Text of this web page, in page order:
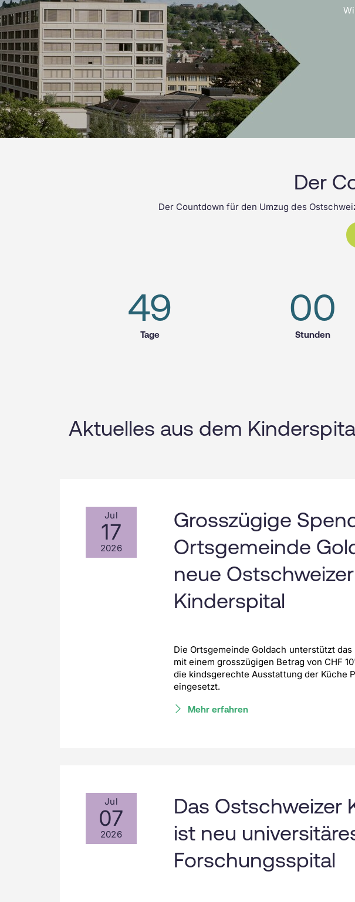
KIG-together
Rauchfrei
Wir sind für Sie da!
Warum das
Alle Kompetenzen ansehen
Der
Der Countdown für den Umzug des
49
Tage
00
Stunden
Aktuelles aus dem
Jul
17
2026
Grosszügige
Ortsgemeinde
neue Ostschweizer
Kinderspital
Die Ortsgemeinde Goldach unterstützt
mit einem grosszügigen Betrag von CHF
die kindsgerechte Ausstattung der Küche
eingesetzt.
Mehr erfahren
Jul
07
2026
Das Ostschweizer
ist neu
Forschungsspital